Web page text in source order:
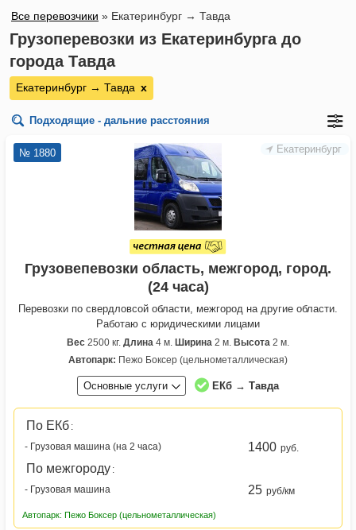
Все перевозчики » Екатеринбург → Тавда
Грузоперевозки из Екатеринбурга до
города Тавда
Екатеринбург → Тавда х
Подходящие - дальние расстояния
Екатеринбург
№ 1880
Грузовепевозки область, межгород, город.
(24 часа)
Перевозки по свердловсой области, межгород на другие области.
Работаю с юридическими лицами
Вес 2500 кг. Длина 4 м. Ширина 2 м. Высота 2 м.
Автопарк: Пежо Боксер (цельнометаллическая)
Основные услуги ЕКб → Тавда
По ЕКб :
- Грузовая машина (на 2 часа)
1400 руб.
По межгороду :
- Грузовая машина
25 руб/км
Автопарк: Пежо Боксер (цельнометаллическая)